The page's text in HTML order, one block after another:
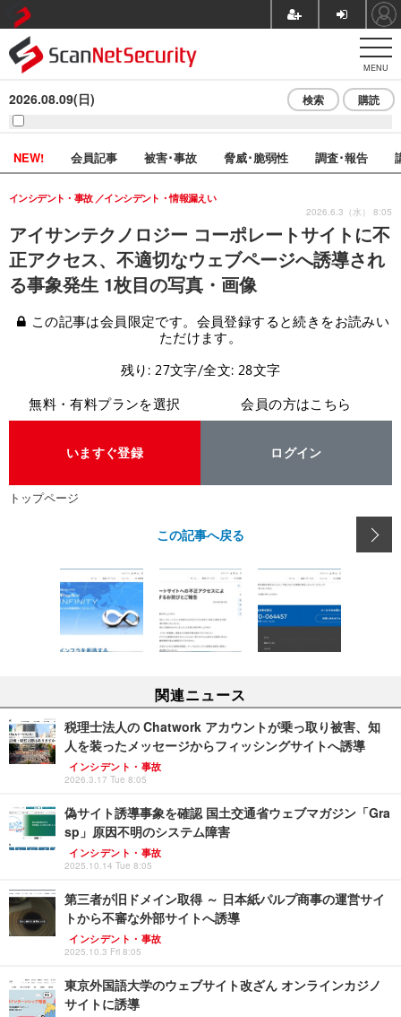
MENU
2026.08.09(日) 検索 購読
NEW! 会員記事 被害･事故 脅威･脆弱性 調査･報告
アイサンテクノロジー コーポレートサイトに不
正アクセス、不適切なウェブページへ誘導され
る事象発生 1枚目の写真・画像
インシデント・事故 インシデント・情報漏えい
2026.6.3（水） 8:05
この記事は会員限定です。会員登録すると続きをお読みい
ただけます。
残り: 27文字/全文: 28文字
無料・有料プランを選択
いますぐ登録
会員の方はこちら
ログイン
トップページ
この記事へ戻る
関連ニュース
税理士法人の Chatwork アカウントが乗っ取り被害、知
人を装ったメッセージからフィッシングサイトへ誘導
インシデント・事故
2026.3.17 Tue 8:05
偽サイト誘導事象を確認 国土交通省ウェブマガジン「Gra
sp」原因不明のシステム障害
インシデント・事故
2025.10.14 Tue 8:05
第三者が旧ドメイン取得 ～ 日本紙パルプ商事の運営サイ
トから不審な外部サイトへ誘導
インシデント・事故
2025.10.3 Fri 8:05
東京外国語大学のウェブサイト改ざん オンラインカジノ
サイトに誘導